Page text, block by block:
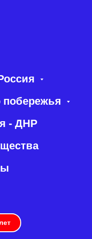
побережья
- ДНР